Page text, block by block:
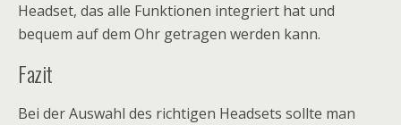
Headset, das alle Funktionen integriert hat und
bequem auf dem Ohr getragen werden kann.
Fazit
Bei der Auswahl des richtigen Headsets sollte man